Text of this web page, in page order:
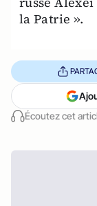
la Patrie ».
Écoutez cet